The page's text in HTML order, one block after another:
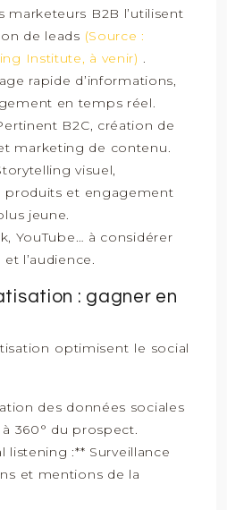
marketeurs B2B l’utilisent
de leads (Source :
Institute, à venir) .
rapide d’informations,
en temps réel.
B2C, création de
marketing de contenu.
visuel,
produits et engagement
jeune.
YouTube… à considérer
l’audience.
: gagner en
optimisent le social
des données sociales
360° du prospect.
listening :** Surveillance
et mentions de la